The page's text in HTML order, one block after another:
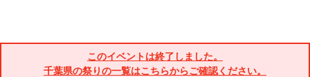
このイベントは終了しました。
千葉県の祭りの一覧はこちらからご確認ください。